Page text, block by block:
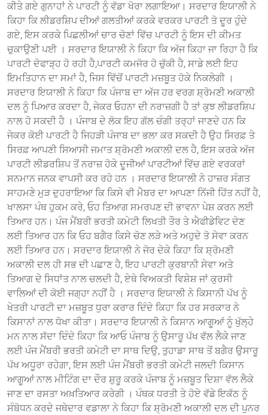
ਕੀਤੇ ਗਏ ਗੁਨਾਹਾਂ ਨੇ ਪਾਰਟੀ ਨੂੰ ਵੱਡਾ ਖੋਰਾ ਲਗਾਇਆ। ਸਰਦਾਰ ਇਯਾਲੀ ਨੇ
ਕਿਹਾ ਕਿ ਲੀਡਰਸ਼ਿਪ ਦੀਆਂ ਗਲਤੀਆਂ ਕਰਕੇ ਵਰਕਰ ਪਾਰਟੀ ਤੋ ਦੂਰ ਹੁੰਦੇ
ਗਏ, ਇਸ ਕਰਕੇ ਪਿਛਲੀਆਂ ਚਾਰ ਚੋਣਾਂ ਵਿੱਚ ਪਾਰਟੀ ਨੂੰ ਇਸ ਦੀ ਕੀਮਤ
ਚੁਕਾਉਣੀ ਪਈ । ਸਰਦਾਰ ਇਯਾਲੀ ਨੇ ਕਿਹਾ ਕਿ ਅੱਜ ਕਿਹਾ ਜਾ ਰਿਹਾ ਹੈ ਕਿ
ਪਾਰਟੀ ਦੋਫਾੜ੍ਹ ਹੋ ਰਹੀ ਹੈ,ਪਾਰਟੀ ਕਮਜੋਰ ਹੋ ਚੁੱਕੀ ਹੈ, ਸਾਡੇ ਲਈ ਇਹ
ਇਮਤਿਹਾਨ ਦਾ ਸਮਾਂ ਹੈ, ਜਿਸ ਵਿੱਚੋਂ ਪਾਰਟੀ ਮਜ਼ਬੂਤ ਹੋਕੇ ਨਿਕਲੇਗੀ ।
ਸਰਦਾਰ ਇਯਾਲੀ ਨੇ ਕਿਹਾ ਕਿ ਪੰਜਾਬ ਦਾ ਅੱਜ ਹਰ ਵਰਗ ਸ਼੍ਰੋਮਣੀ ਅਕਾਲੀ
ਦਲ ਨੂੰ ਪਿਆਰ ਕਰਦਾ ਹੈ, ਜੇਕਰ ਓਹਨਾ ਦੀ ਨਰਾਜ਼ਗੀ ਹੈ ਤਾਂ ਕੁਝ ਲੀਡਰਸ਼ਿਪ
ਨਾਲ ਹੋ ਸਕਦੀ ਹੈ । ਪੰਜਾਬ ਦੇ ਲੋਕ ਇਹ ਗੱਲ ਚੰਗੀ ਤਰ੍ਹਾਂ ਜਾਣਦੇ ਹਨ ਕਿ
ਜੇਕਰ ਕੋਈ ਪਾਰਟੀ ਹੈ ਜਿਹੜੀ ਪੰਜਾਬ ਦਾ ਭਲਾ ਕਰ ਸਕਦੀ ਹੈ ਉਹ ਸਿਰਫ਼ ਤੇ
ਸਿਰਫ਼ ਆਪਣੀ ਸਿਆਸੀ ਜਮਾਤ ਸ਼੍ਰੋਮਣੀ ਅਕਾਲੀ ਦਲ ਹੈ, ਇਸ ਕਰਕੇ ਅੱਜ
ਪਾਰਟੀ ਲੀਡਰਸ਼ਿਪ ਤੋਂ ਨਰਾਜ਼ ਹੋਕੇ ਦੂਜੀਆਂ ਪਾਰਟੀਆਂ ਵਿੱਚ ਗਏ ਵਰਕਰਾਂ
ਸਨਮਾਨ ਜਨਕ ਵਾਪਸੀ ਕਰ ਰਹੇ ਹਨ । ਸਰਦਾਰ ਇਯਾਲੀ ਨੇ ਹਾਜ਼ਰ ਸੰਗਤ
ਸਾਹਮਣੇ ਮੁੜ ਦੁਹਰਾਇਆ ਕਿ ਕਿਸੇ ਵੀ ਮੈਬਰ ਦਾ ਆਪਣਾ ਨਿੱਜੀ ਹਿੱਤ ਨਹੀਂ ਹੈ,
ਖਾਲਸਾ ਪੰਥ ਹੁਕਮ ਕਰੇ, ਓਹ ਤਿਆਗ ਸਮਰਪਣ ਦੀ ਭਾਵਨਾ ਪੇਸ਼ ਕਰਨ ਲਈ
ਤਿਆਰ ਹਨ। ਪੰਜ ਮੈਂਬਰੀ ਭਰਤੀ ਕਮੇਟੀ ਲਿਖਤੀ ਤੌਰ ਤੇ ਐਫੀਡੇਵਿਟ ਦੇਣ
ਲਈ ਤਿਆਰ ਹਨ ਕਿ ਓਹ ਬਗੈਰ ਕਿਸੇ ਚੋਣ ਲੜੇ ਅਤੇ ਅਹੁਦੇ ਤੋ ਸੇਵਾ ਕਰਨ
ਲਈ ਤਿਆਰ ਹਨ। ਸਰਦਾਰ ਇਯਾਲੀ ਨੇ ਜੋਰ ਦੇਕੇ ਕਿਹਾ ਕਿ ਸ਼੍ਰੋਮਣੀ
ਅਕਾਲੀ ਦਲ ਹੀ ਸਭ ਦੀ ਪਛਾਣ ਹੈ, ਇਹ ਪਾਰਟੀ ਕੁਰਬਾਨੀ ਸੇਵਾ ਅਤੇ
ਤਿਆਗ ਦੇ ਸਿਧਾਂਤ ਨਾਲ ਚਲਦੀ ਹੈ, ਏਥੇ ਵਿਅਕਤੀ ਵਿਸ਼ੇਸ਼ ਜਾਂ ਕੁਰਸੀ
ਵਾਲਿਆਂ ਦੀ ਕੋਈ ਜਗ੍ਹਾ ਨਹੀਂ ਹੈ । ਸਰਦਾਰ ਇਯਾਲੀ ਨੇ ਕਿਸਾਨੀ ਪੱਖ ਨੂੰ
ਖੇਤਰੀ ਪਾਰਟੀ ਦਾ ਮਜ਼ਬੂਤ ਧੁਰਾ ਕਰਾਰ ਦਿੰਦੇ ਕਿਹਾ ਕਿ ਹਰ ਸਰਕਾਰ ਨੇ
ਕਿਸਾਨਾਂ ਨਾਲ ਧੋਖਾ ਕੀਤਾ। ਸਰਦਾਰ ਇਯਾਲੀ ਨੇ ਕਿਸਾਨ ਆਗੂਆਂ ਨੂੰ ਖੁੱਲ੍ਹੇ
ਮਨ ਨਾਲ ਸੱਦਾ ਦਿੰਦੇ ਕਿਹਾ ਕਿ ਆਓ ਪੰਜਾਬ ਨੂੰ ਉਸਾਰੂ ਪੱਖ ਵੱਲ ਲੈਕੇ ਜਾਣ
ਲਈ ਪੰਜ ਮੈਂਬਰੀ ਭਰਤੀ ਕਮੇਟੀ ਦਾ ਸਾਥ ਦਿਉ, ਤੁਹਾਡਾ ਸਾਥ ਤੋਂ ਬਗੈਰ ਉਸਾਰੂ
ਪੱਖ ਅਧੂਰਾ ਰਹੇਗਾ, ਇਸ ਲਈ ਪੰਜ ਮੈਂਬਰੀ ਭਰਤੀ ਕਮੇਟੀ ਜਲਦੀ ਕਿਸਾਨ
ਆਗੂਆਂ ਨਾਲ ਮੀਟਿੰਗ ਦਾ ਦੌਰ ਸ਼ੁਰੂ ਕਰਕੇ ਪੰਜਾਬ ਨੂੰ ਮਜ਼ਬੂਤ ਦਿਸ਼ਾ ਵੱਲ ਲੈਕੇ
ਜਾਣ ਦਾ ਰਸਤਾ ਅਖ਼ਤਿਆਰ ਕਰੇਗੀ । ਪੰਥਕ ਧਰਤੀ ਤੇ ਹੋਏ ਵੱਡੇ ਇਕੱਠ ਨੂੰ
ਸੰਬੋਧਨ ਕਰਦੇ ਜਥੇਦਾਰ ਵਡਾਲਾ ਨੇ ਕਿਹਾ ਕਿ ਸ਼੍ਰੋਮਣੀ ਅਕਾਲੀ ਦਲ ਦੀ ਪੁਨਰ